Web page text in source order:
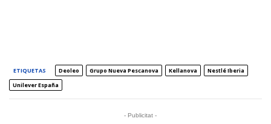
ETIQUETAS Deoleo Grupo Nueva Pescanova Kellanova
Nestlé Iberia
Unilever España
- Publicitat -